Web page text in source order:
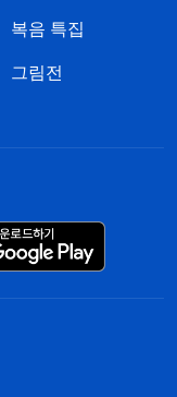
복음 특집
그림전